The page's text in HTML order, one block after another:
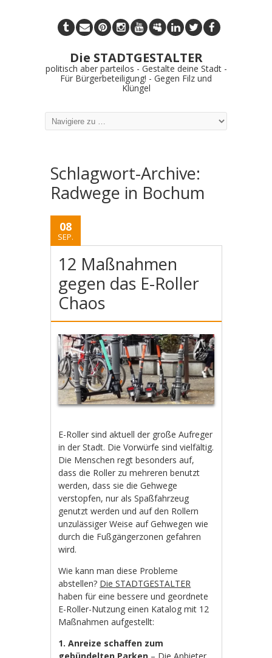
Die STADTGESTALTER
politisch aber parteilos - Gestalte deine Stadt -
Für Bürgerbeteiligung! - Gegen Filz und
Klüngel
Schlagwort-Archive:
Radwege in Bochum
08
SEP.
12 Maßnahmen
gegen das E-Roller
Chaos
E-Roller sind aktuell der große Aufreger
in der Stadt. Die Vorwürfe sind vielfältig.
Die Menschen regt besonders auf,
dass die Roller zu mehreren benutzt
werden, dass sie die Gehwege
verstopfen, nur als Spaßfahrzeug
genutzt werden und auf den Rollern
unzulässiger Weise auf Gehwegen wie
durch die Fußgängerzonen gefahren
wird.
Wie kann man diese Probleme
abstellen? Die STADTGESTALTER
haben für eine bessere und geordnete
E-Roller-Nutzung einen Katalog mit 12
Maßnahmen aufgestellt:
1. Anreize schaffen zum
gebündelten Parken – Die Anbieter